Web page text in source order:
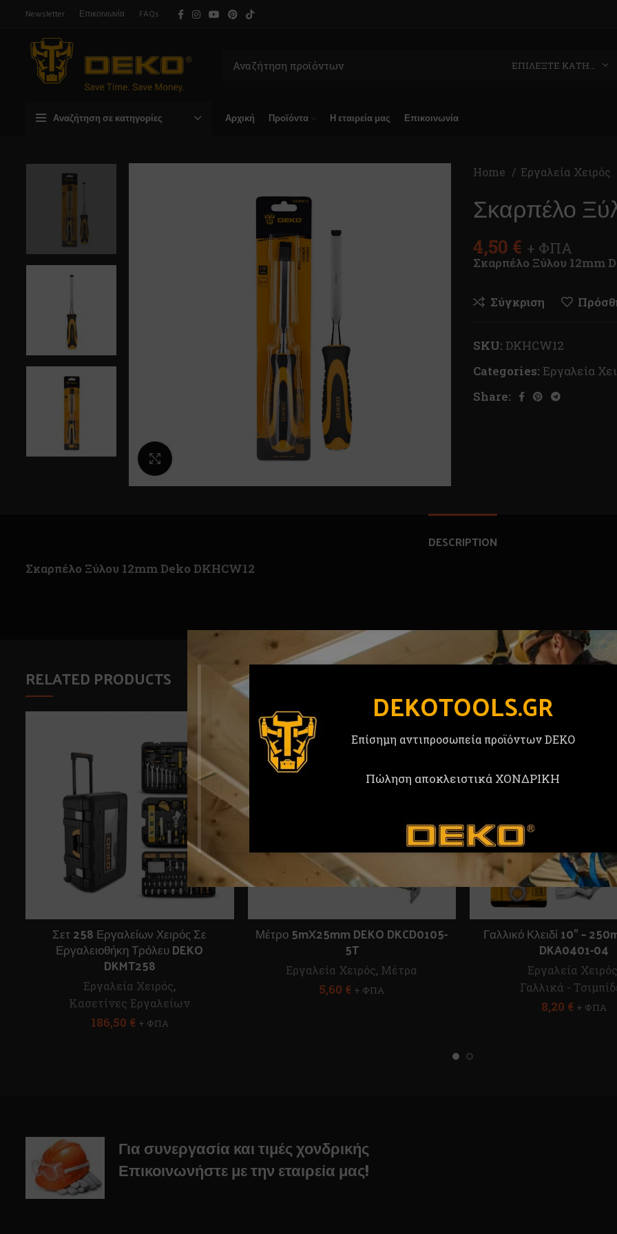
DEKOTOOLS.GR
Επίσημη αντιπροσωπεία προϊόντων DEKO
Πώληση αποκλειστικά ΧΟΝΔΡΙΚΗ
Newsletter Επικοινωνία FAQs
Αναζήτηση σε κατηγορίες Αρχική Προϊόντα Η εταιρεία μας Επικοινωνία
Κλικ για μεγέθυνση
Home Εργαλεία Χειρός
Σκαρπέλο
4,50 € + ΦΠΑ
Σκαρπέλο Ξύλου 12mm
Σύγκριση
SKU: DKHCW12
Categories: Εργαλεία
Share:
DESCRIPTION
Σκαρπέλο Ξύλου 12mm Deko DKHCW12
RELATED PRODUCTS
Σετ 258 Εργαλείων Χειρός Σε
Εργαλειοθήκη Τρόλευ DEKO
DKMT258
Εργαλεία Χειρός,
Κασετίνες Εργαλείων
186,50 € + ΦΠΑ
Μέτρο 5mX25mm DEKO DKCD0105-
5T
Εργαλεία Χειρός, Μέτρα
5,60 € + ΦΠΑ
Γαλλικό Κλειδί 10” –
DKA0401-04
Εργαλεία Χειρός
Γαλλικά -
8,20 € + ΦΠΑ
Για συνεργασία και τιμές χονδρικής
Επικοινωνήστε με την εταιρεία μας!